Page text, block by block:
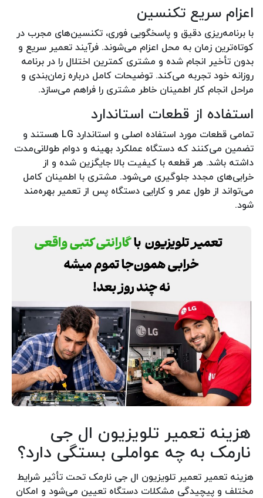
اعزام سریع تکنسین
با برنامه‌ریزی دقیق و پاسخگویی فوری، تکنسین‌های مجرب در
کوتاه‌ترین زمان به محل اعزام می‌شوند. فرآیند تعمیر سریع و
بدون تأخیر انجام شده و مشتری کمترین اختلال را در برنامه
روزانه خود تجربه می‌کند. توضیحات کامل درباره زمان‌بندی و
مراحل انجام کار اطمینان خاطر مشتری را فراهم می‌سازد.
استفاده از قطعات استاندارد
تمامی قطعات مورد استفاده اصلی و استاندارد LG هستند و
تضمین می‌کنند که دستگاه عملکرد بهینه و دوام طولانی‌مدت
داشته باشد. هر قطعه با کیفیت بالا جایگزین شده و از
خرابی‌های مجدد جلوگیری می‌شود. مشتری با اطمینان کامل
می‌تواند از طول عمر و کارایی دستگاه پس از تعمیر بهره‌مند
شود.
هزینه تعمیر تلویزیون ال جی
نارمک به چه عواملی بستگی دارد؟
هزینه تعمیر تعمیر تلویزیون ال جی نارمک تحت تأثیر شرایط
مختلف و پیچیدگی مشکلات دستگاه تعیین می‌شود و امکان